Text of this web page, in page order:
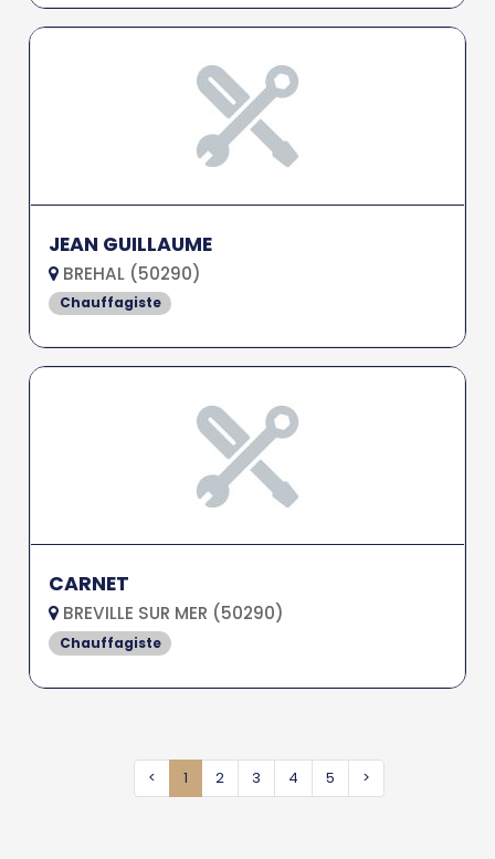
JEAN GUILLAUME
BREHAL (50290)
Chauffagiste
CARNET
BREVILLE SUR MER (50290)
Chauffagiste
< 1 2 3 4 5 >